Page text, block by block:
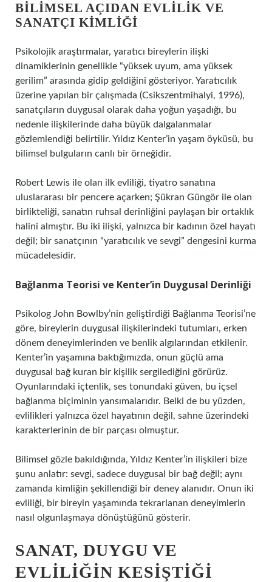
BILIMSEL AÇIDAN EVLILIK VE
SANATÇI KIMLIĞI
Psikolojik araştırmalar, yaratıcı bireylerin ilişki
dinamiklerinin genellikle “yüksek uyum, ama yüksek
gerilim” arasında gidip geldiğini gösteriyor. Yaratıcılık
üzerine yapılan bir çalışmada (Csikszentmihalyi, 1996),
sanatçıların duygusal olarak daha yoğun yaşadığı, bu
nedenle ilişkilerinde daha büyük dalgalanmalar
gözlemlendiği belirtilir. Yıldız Kenter’in yaşam öyküsü, bu
bilimsel bulguların canlı bir örneğidir.
Robert Lewis ile olan ilk evliliği, tiyatro sanatına
uluslararası bir pencere açarken; Şükran Güngör ile olan
birlikteliği, sanatın ruhsal derinliğini paylaşan bir ortaklık
halini almıştır. Bu iki ilişki, yalnızca bir kadının özel hayatı
değil; bir sanatçının “yaratıcılık ve sevgi” dengesini kurma
mücadelesidir.
Bağlanma Teorisi ve Kenter’in Duygusal Derinliği
Psikolog John Bowlby’nin geliştirdiği Bağlanma Teorisi’ne
göre, bireylerin duygusal ilişkilerindeki tutumları, erken
dönem deneyimlerinden ve benlik algılarından etkilenir.
Kenter’in yaşamına baktığımızda, onun güçlü ama
duygusal bağ kuran bir kişilik sergilediğini görürüz.
Oyunlarındaki içtenlik, ses tonundaki güven, bu içsel
bağlanma biçiminin yansımalarıdır. Belki de bu yüzden,
evlilikleri yalnızca özel hayatının değil, sahne üzerindeki
karakterlerinin de bir parçası olmuştur.
Bilimsel gözle bakıldığında, Yıldız Kenter’in ilişkileri bize
şunu anlatır: sevgi, sadece duygusal bir bağ değil; aynı
zamanda kimliğin şekillendiği bir deney alanıdır. Onun iki
evliliği, bir bireyin yaşamında tekrarlanan deneyimlerin
nasıl olgunlaşmaya dönüştüğünü gösterir.
SANAT, DUYGU VE
EVLILIĞIN KESIŞTIĞI